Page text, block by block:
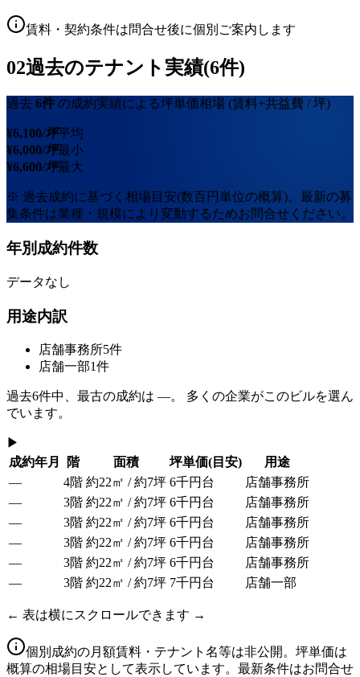
賃料・契約条件は問合せ後に個別ご案内します
02過去のテナント実績(6件)
過去 6件 の成約実績による坪単価相場 (賃料+共益費 / 坪)
¥6,100/坪平均
¥6,000/坪最小
¥6,600/坪最大
※ 過去成約に基づく相場目安(数百円単位の概算)。最新の募
集条件は業種・規模により変動するためお問合せください。
年別成約件数
データなし
用途内訳
店舗事務所5件
店舗一部1件
過去6件中、最古の成約は —。 多くの企業がこのビルを選ん
でいます。
▶
成約年月
階 面積 坪単価(目安)
用途
—
4階 約22㎡ / 約7坪 6千円台
店舗事務所
—
3階 約22㎡ / 約7坪 6千円台
店舗事務所
—
3階 約22㎡ / 約7坪 6千円台
店舗事務所
—
3階 約22㎡ / 約7坪 6千円台
店舗事務所
—
3階 約22㎡ / 約7坪 6千円台
店舗事務所
—
3階 約22㎡ / 約7坪 7千円台 店舗一部
← 表は横にスクロールできます →
個別成約の月額賃料・テナント名等は非公開。坪単価は
概算の相場目安として表示しています。最新条件はお問合せ